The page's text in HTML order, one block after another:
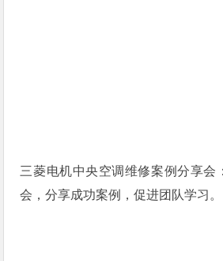
三菱电机中央空调维修案例分享会
会，分享成功案例，促进团队学习。